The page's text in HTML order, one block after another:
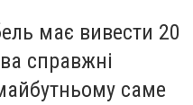
має вивести 20
справжні
саме